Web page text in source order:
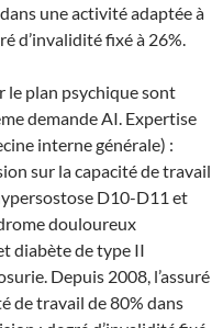
une activité adaptée à
d’invalidité fixé à 26%.
le plan psychique sont
demande AI. Expertise
interne générale) :
sur la capacité de travail
D10-D11 et
douloureux
diabète de type II
Depuis 2008, l’assuré
de travail de 80% dans